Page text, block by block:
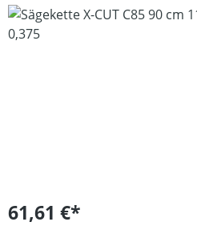
Bildergalerie überspringen
61,61 €*